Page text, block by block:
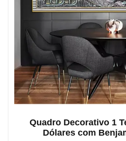
Quadro Decorativo 1
Dólares com